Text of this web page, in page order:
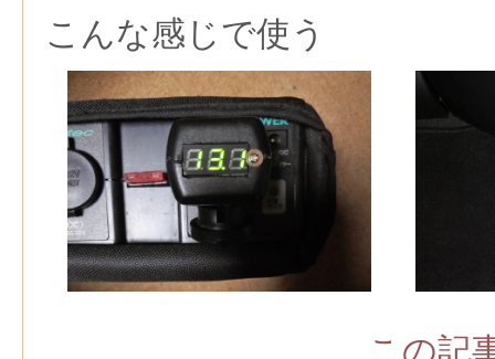
こんな感じで使う
この記